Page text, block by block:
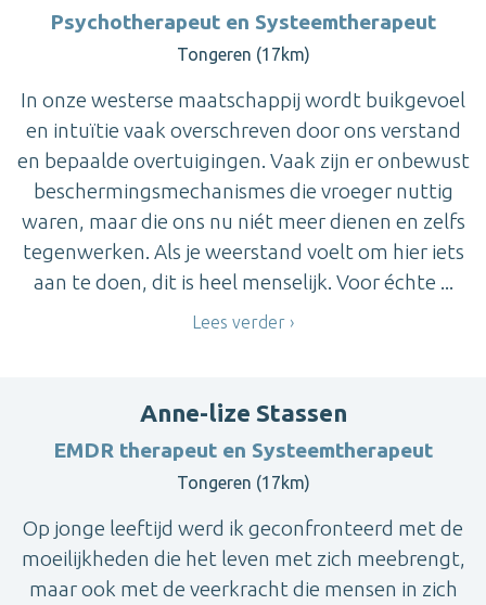
Psychotherapeut en Systeemtherapeut
Tongeren (17km)
In onze westerse maatschappij wordt buikgevoel
en intuïtie vaak overschreven door ons verstand
en bepaalde overtuigingen. Vaak zijn er onbewust
beschermingsmechanismes die vroeger nuttig
waren, maar die ons nu niét meer dienen en zelfs
tegenwerken. Als je weerstand voelt om hier iets
aan te doen, dit is heel menselijk. Voor échte ...
Lees verder
Anne-lize Stassen
EMDR therapeut en Systeemtherapeut
Tongeren (17km)
Op jonge leeftijd werd ik geconfronteerd met de
moeilijkheden die het leven met zich meebrengt,
maar ook met de veerkracht die mensen in zich